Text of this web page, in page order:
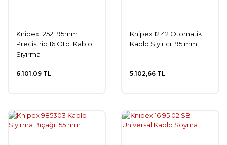
Knipex 1252 195mm
Precistrip 16 Oto. Kablo
Sıyırma
6.101,09 TL
Knipex 12 42 Otomatik
Kablo Sıyırıcı 195 mm
5.102,66 TL